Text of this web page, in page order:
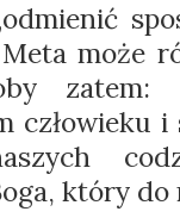
może
zatem:
człowieku
który do